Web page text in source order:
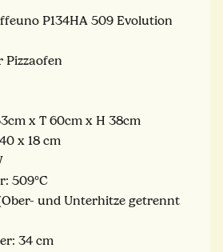
P134HA 509 Evolution
Pizzaofen
x T 60cm x H 38cm
x 18 cm
509°C
und Unterhitze getrennt
34 cm